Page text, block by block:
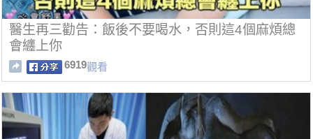
醫生再三勸告：飯後不要喝水，否則這4個麻煩總
會纏上你
6919觀看